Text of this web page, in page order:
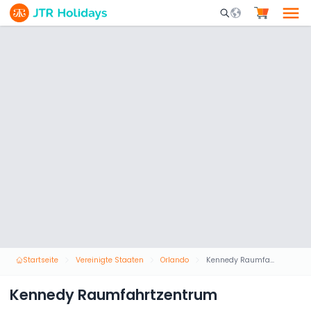
Mobile Search
Startseite Vereinigte Staaten Orlando Kennedy Raumfahrtzentrum
Kennedy Raumfahrtzentrum